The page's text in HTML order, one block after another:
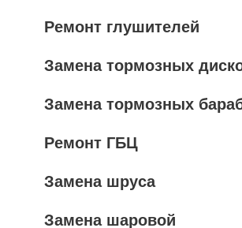
Ремонт глушителей
Замена тормозных
Замена тормозных
Ремонт ГБЦ
Замена шруса
Замена шаровой